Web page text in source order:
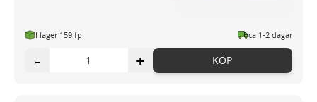
I lager 159 fp ca 1-2 dagar
- + KÖP